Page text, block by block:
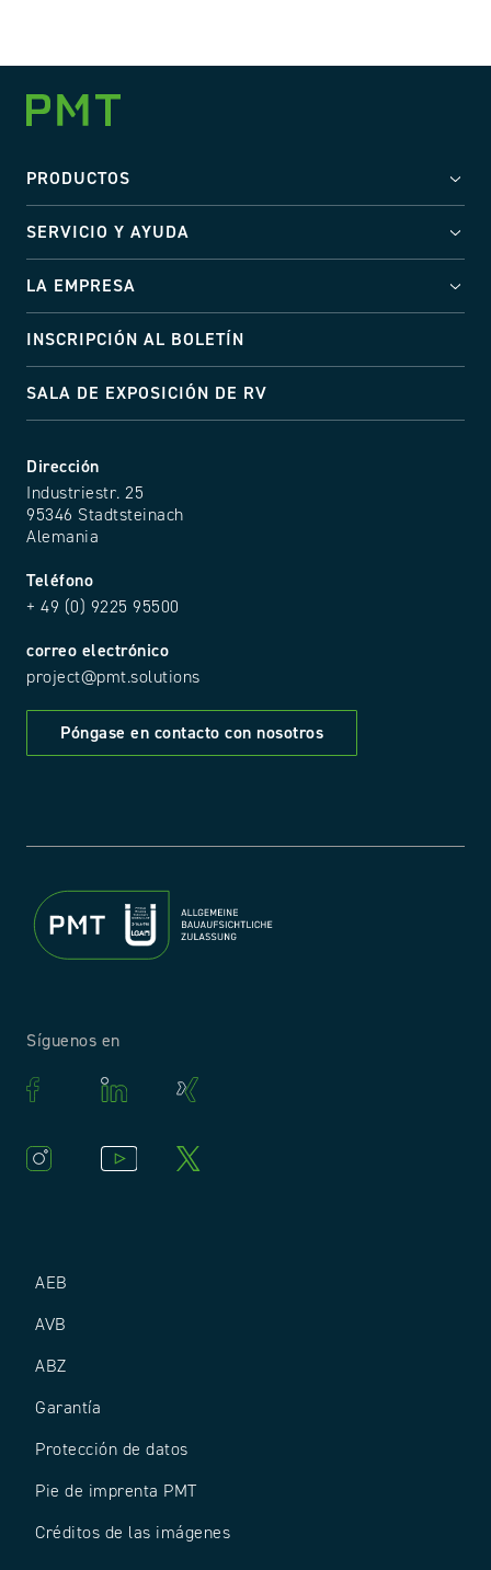
Dirección
Industriestr. 25
95346 Stadtsteinach
Alemania
Teléfono
+ 49 (0) 9225 95500
correo electrónico
project@pmt.solutions
Póngase en contacto con nosotros
PRODUCTOS
SERVICIO Y AYUDA
LA EMPRESA
INSCRIPCIÓN AL BOLETÍN
SALA DE EXPOSICIÓN DE RV
AEB
AVB
ABZ
Garantía
Protección de datos
Pie de imprenta PMT
Créditos de las imágenes
Síguenos en